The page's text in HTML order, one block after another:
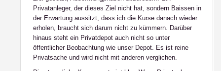
Privatanleger, der dieses Ziel nicht hat, sondern Baissen in
der Erwartung aussitzt, dass ich die Kurse danach wieder
erholen, braucht sich darum nicht zu kümmern. Darüber
hinaus steht ein Privatdepot auch nicht so unter
öffentlicher Beobachtung wie unser Depot. Es ist reine
Privatsache und wird nicht mit anderen verglichen.